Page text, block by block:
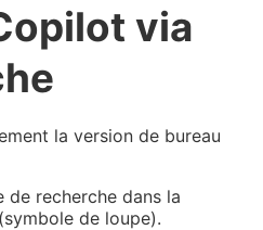
via
la version de bureau
de recherche dans la
de loupe).